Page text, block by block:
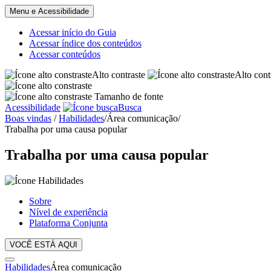
Menu e Acessibilidade
Acessar início do Guia
Acessar índice dos conteúdos
Acessar conteúdos
Alto contraste
Alto
Tamanho de fonte
Acessibilidade
Busca
Boas vindas / Habilidades/Área comunicação/
Trabalha por uma causa popular
Trabalha por uma causa popular
Sobre
Nível de experiência
Plataforma Conjunta
VOCÊ ESTÁ AQUI
HabilidadesÁrea comunicação